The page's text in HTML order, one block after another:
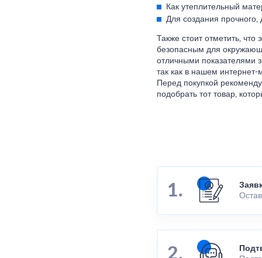
Как утеплительный
Для создания прочного,
Также стоит отметить,
безопасным для
отличными показателями
так как в нашем интернет-
Перед покупкой
подобрать тот товар,